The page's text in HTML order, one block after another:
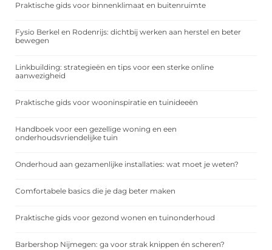
Praktische gids voor binnenklimaat en buitenruimte
Fysio Berkel en Rodenrijs: dichtbij werken aan herstel en beter
bewegen
Linkbuilding: strategieën en tips voor een sterke online
aanwezigheid
Praktische gids voor wooninspiratie en tuinideeën
Handboek voor een gezellige woning en een
onderhoudsvriendelijke tuin
Onderhoud aan gezamenlijke installaties: wat moet je weten?
Comfortabele basics die je dag beter maken
Praktische gids voor gezond wonen en tuinonderhoud
Barbershop Nijmegen: ga voor strak knippen én scheren?